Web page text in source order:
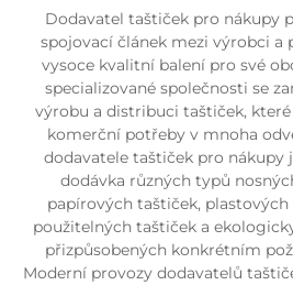
Dodavatel taštiček pro nákupy
spojovací článek mezi výrobci a
vysoce kvalitní balení pro své
specializované společnosti se
výrobu a distribuci taštiček,
komerční potřeby v mnoha
dodavatele taštiček pro nákupy
dodávka různých typů
papírových taštiček,
použitelných taštiček a
přizpůsobených konkrétním
Moderní provozy dodavatelů